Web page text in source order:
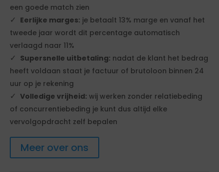
een goede match zien
Eerlijke marges: je betaalt 13% marge en vanaf het
tweede jaar wordt dit percentage automatisch
verlaagd naar 11%
Supersnelle uitbetaling: nadat de klant het bedrag
heeft voldaan staat je factuur of brutoloon binnen 24
uur op je rekening
Volledige vrijheid: wij werken zonder relatiebeding
of concurrentiebeding je kunt dus altijd elke
vervolgopdracht zelf bepalen
Meer over ons